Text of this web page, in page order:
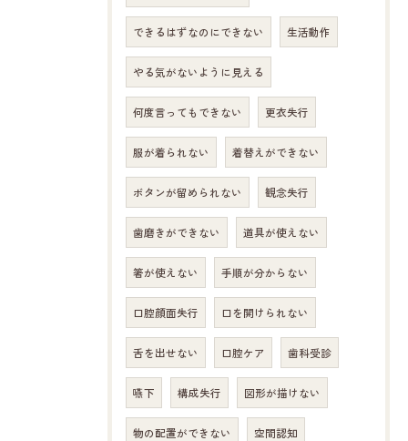
できるはずなのにできない 生活動作
やる気がないように見える
何度言ってもできない 更衣失行
服が着られない 着替えができない
ボタンが留められない 観念失行
歯磨きができない 道具が使えない
箸が使えない 手順が分からない
口腔顔面失行 口を開けられない
舌を出せない 口腔ケア 歯科受診
嚥下 構成失行 図形が描けない
物の配置ができない 空間認知